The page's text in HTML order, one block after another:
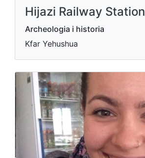
Hijazi Railway Station
Archeologia i historia
Kfar Yehushua